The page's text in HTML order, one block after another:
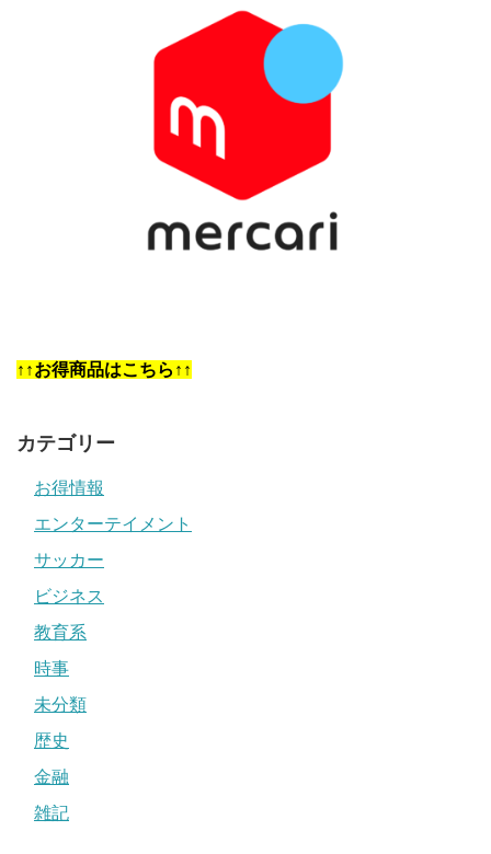
↑↑お得商品はこちら↑↑
カテゴリー
お得情報
エンターテイメント
サッカー
ビジネス
教育系
時事
未分類
歴史
金融
雑記